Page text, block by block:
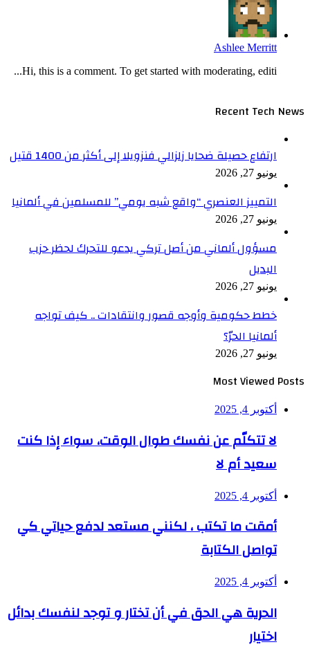
Ashlee Merritt
Hi, this is a comment. To get started with moderating, editi...
Recent Tech News
ارتفاع حصيلة ضحايا زلزالي فنزويلا إلى أكثر من 1400 قتيل
يونيو 27, 2026
التمييز العنصري “واقع شبه يومي” للمسلمين في ألمانيا
يونيو 27, 2026
مسؤول ألماني من أصل تركي يدعو للتحرك لحظر حزب
البديل
يونيو 27, 2026
خطط حكومية وأوجه قصور وانتقادات .. كيف تواجه
ألمانيا الحرّ؟
يونيو 27, 2026
Most Viewed Posts
أكتوبر 4, 2025
لا تتكلّم عن نفسك طوال الوقت، سواء إذا كنت
سعيد أم لا
أكتوبر 4, 2025
أمقت ما تكتب ، لكنني مستعد لدفع حياتي كي
تواصل الكتابة
أكتوبر 4, 2025
الحرية هي الحق في أن تختار و توجد لنفسك بدائل
اختيار